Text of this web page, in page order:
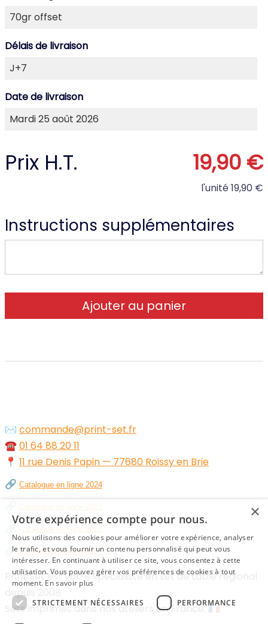
Délais de livraison
Date de livraison
Prix H.T. 19,90 €
l'unité19,90 €
Instructions supplémentaires
✉️ commande@print-set.fr
☎️01 64 88 20 11
📍 11 rue Denis Papin — 77680 Roissy en Brie
🔗 Catalogue en ligne 2024
🔗 Catalogue en ligne 2021
Print Set est votre spécialiste en set de table régional
depuis 2008.
Sets imprimés dans nos ateliers en France. 🇫🇷
×
Votre expérience compte pour nous.
Nous utilisons des cookies pour améliorer votre expérience, analyser
le trafic, et vous fournir un contenu personnalisé qui peut vous
intéresser. En continuant à utiliser ce site, vous consentez à cette
utilisation. Vous pouvez gérer vos préférences de cookies à tout
moment. En savoir plus
STRICTEMENT NÉCESSAIRES
PERFORMANCE